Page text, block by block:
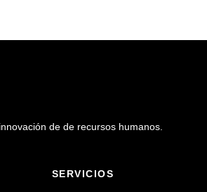
de de recursos humanos.
SERVICIOS